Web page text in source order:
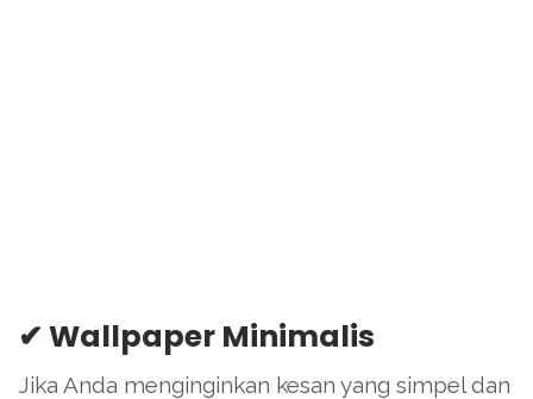
✔ Wallpaper Minimalis
Jika Anda menginginkan kesan yang simpel dan